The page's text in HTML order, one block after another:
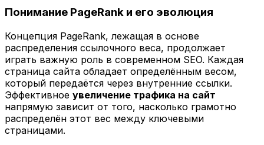
Понимание PageRank и его эволюция
Концепция PageRank, лежащая в основе
распределения ссылочного веса, продолжает
играть важную роль в современном SEO. Каждая
страница сайта обладает определённым весом,
который передаётся через внутренние ссылки.
Эффективное увеличение трафика на сайт
напрямую зависит от того, насколько грамотно
распределён этот вес между ключевыми
страницами.